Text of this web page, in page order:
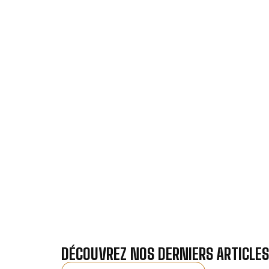
DÉCOUVREZ NOS DERNIERS